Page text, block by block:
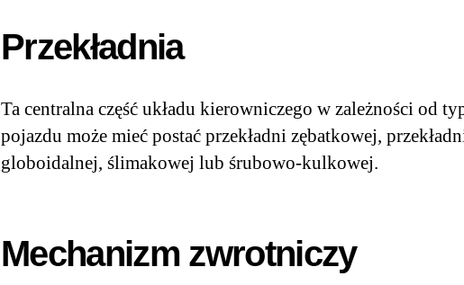
Przekładnia
Ta centralna część układu kierowniczego w zależności od
pojazdu może mieć postać przekładni zębatkowej,
globoidalnej, ślimakowej lub śrubowo-kulkowej.
Mechanizm zwrotniczy